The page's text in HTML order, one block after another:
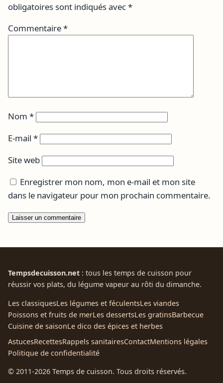
obligatoires sont indiqués avec*
Commentaire*
Nom *
E-mail *
Site web
Enregistrer mon nom, mon e-mail et mon site
dans le navigateur pour mon prochain commentaire.
Tempsdecuisson.net : tous les temps de cuisson pour
réussir vos plats, du légume vapeur au rôti du dimanche.
Les classiquesLes légumes et féculentsLes viandes
Poissons et fruits de merLes dessertsLes gratinsBarbecue
Cuisine de saisonLe dico des épices et herbes
AstucesRecettesRappels sanitairesContactMentions légales
Politique de confidentialité
© 2011-2026 Temps de cuisson. Tous droits réservés.